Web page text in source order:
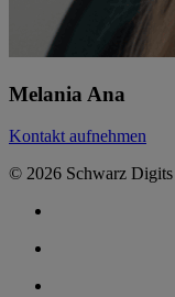
Melania Ana
Kontakt aufnehmen
© 2026 Schwarz Digits